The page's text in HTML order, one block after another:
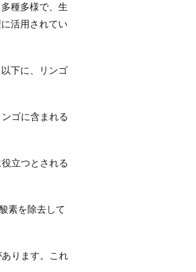
種多様で、生
活用されてい
下に、リンゴ
ゴに含まれる
立つとされる
素を除去して
ります。これ